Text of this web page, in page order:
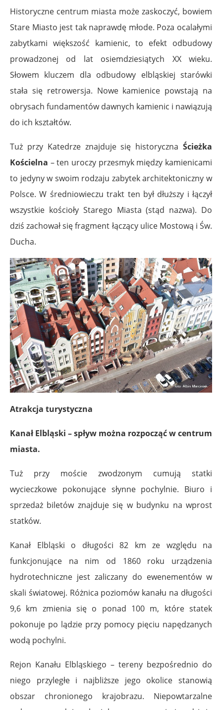
Historyczne centrum miasta może zaskoczyć, bowiem
Stare Miasto jest tak naprawdę młode. Poza ocalałymi
zabytkami większość kamienic, to efekt odbudowy
prowadzonej od lat osiemdziesiątych XX wieku.
Słowem kluczem dla odbudowy elbląskiej starówki
stała się retrowersja. Nowe kamienice powstają na
obrysach fundamentów dawnych kamienic i nawiązują
do ich kształtów.
Tuż przy Katedrze znajduje się historyczna Ścieżka
Kościelna – ten uroczy przesmyk między kamienicami
to jedyny w swoim rodzaju zabytek architektoniczny w
Polsce. W średniowieczu trakt ten był dłuższy i łączył
wszystkie kościoły Starego Miasta (stąd nazwa). Do
dziś zachował się fragment łączący ulice Mostową i Św.
Ducha.
Atrakcja turystyczna
Kanał Elbląski – spływ można rozpocząć w centrum
miasta.
Tuż przy moście zwodzonym cumują statki
wycieczkowe pokonujące słynne pochylnie. Biuro i
sprzedaż biletów znajduje się w budynku na wprost
statków.
Kanał Elbląski o długości 82 km ze względu na
funkcjonujące na nim od 1860 roku urządzenia
hydrotechniczne jest zaliczany do ewenementów w
skali światowej. Różnica poziomów kanału na długości
9,6 km zmienia się o ponad 100 m, które statek
pokonuje po lądzie przy pomocy pięciu napędzanych
wodą pochylni.
Rejon Kanału Elbląskiego – tereny bezpośrednio do
niego przyległe i najbliższe jego okolice stanowią
obszar chronionego krajobrazu. Niepowtarzalne